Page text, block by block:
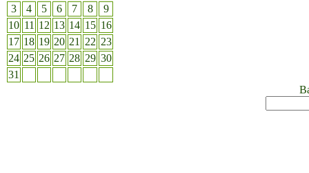
3
4 5 6 7 8
9
10 11 12 13 14 15 16
17 18 19 20 21 22 23
24 25 26 27 28 29 30
31